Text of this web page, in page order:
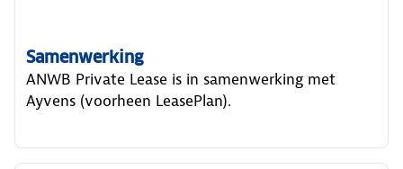
Samenwerking
ANWB Private Lease is in samenwerking met
Ayvens (voorheen LeasePlan).